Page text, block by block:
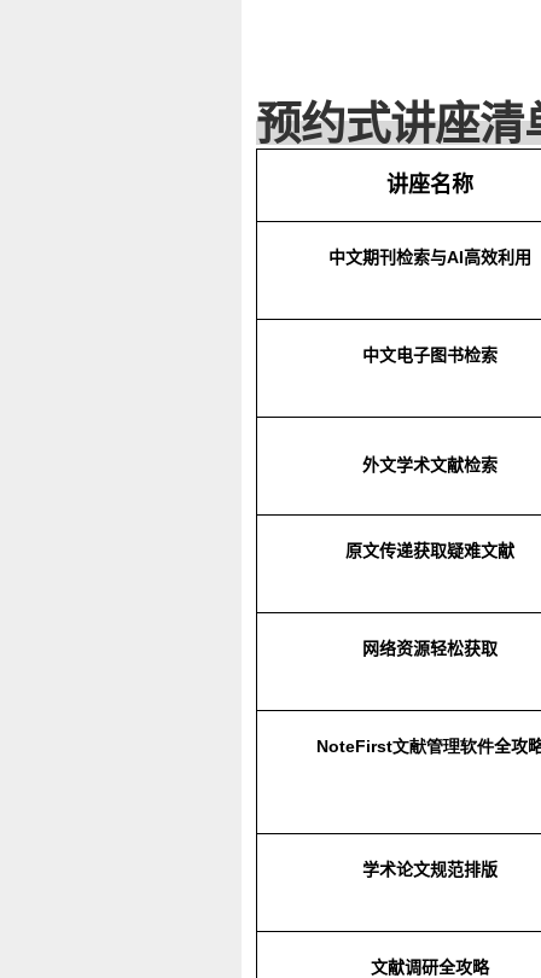
预约式讲座清
讲座名称
中文期刊检索与AI高效利用
中文电子图书检索
外文学术文献检索
原文传递获取疑难文献
网络资源轻松获取
NoteFirst文献管理软件全攻
学术论文规范排版
文献调研全攻略